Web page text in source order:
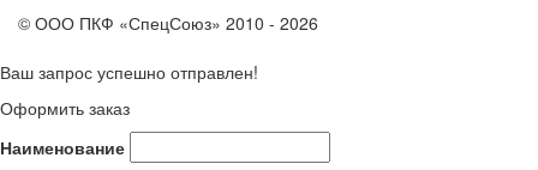
© ООО ПКФ «СпецСоюз» 2010 - 2026
Ваш запрос успешно отправлен!
Оформить заказ
Наименование